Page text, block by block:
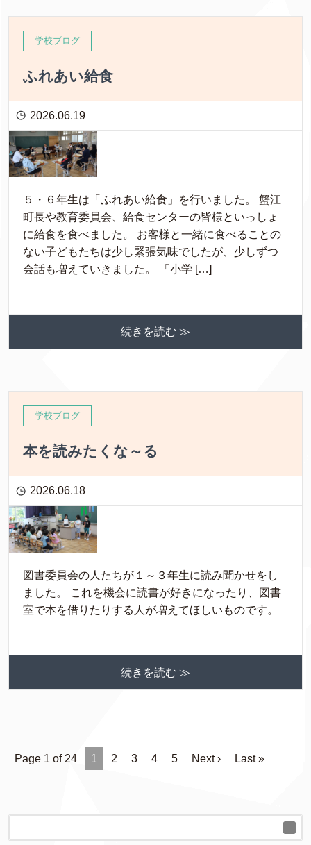
学校ブログ
ふれあい給食
2026.06.19
５・６年生は「ふれあい給食」を行いました。 蟹江
町長や教育委員会、給食センターの皆様といっしょ
に給食を食べました。 お客様と一緒に食べることの
ない子どもたちは少し緊張気味でしたが、少しずつ
会話も増えていきました。 「小学 […]
続きを読む ≫
学校ブログ
本を読みたくな～る
2026.06.18
図書委員会の人たちが１～３年生に読み聞かせをし
ました。 これを機会に読書が好きになったり、図書
室で本を借りたりする人が増えてほしいものです。
続きを読む ≫
Page 1 of 24 1 2 3 4 5 Next › Last »